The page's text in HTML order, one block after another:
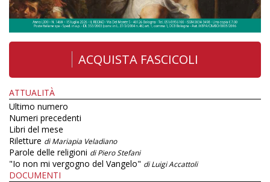
ACQUISTA FASCICOLI
ATTUALITÀ
Ultimo numero
Numeri precedenti
Libri del mese
Riletture di Mariapia Veladiano
Parole delle religioni di Piero Stefani
"Io non mi vergogno del Vangelo" di Luigi Accattoli
DOCUMENTI